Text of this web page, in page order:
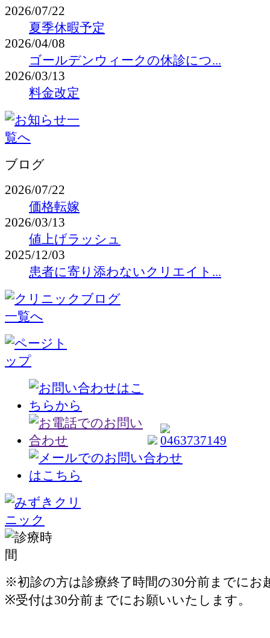
2026/07/22
夏季休暇予定
2026/04/08
ゴールデンウィークの休診につ...
2026/03/13
料金改定
ブログ
2026/07/22
価格転嫁
2026/03/13
値上げラッシュ
2025/12/03
患者に寄り添わないクリエイト...
※初診の方は診療終了時間の30分前までにお
※受付は30分前までにお願いいたします。